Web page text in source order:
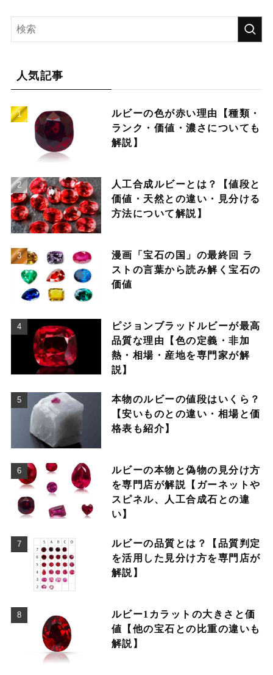
人気記事
ルビーの色が赤い理由【種類・
ランク・価値・濃さについても
解説】
人工合成ルビーとは？【値段と
価値・天然との違い・見分ける
方法について解説】
漫画「宝石の国」の最終回 ラ
ストの言葉から読み解く宝石の
価値
ピジョンブラッドルビーが最高
品質な理由【色の定義・非加
熱・相場・産地を専門家が解
説】
本物のルビーの値段はいくら？
【安いものとの違い・相場と価
格表も紹介】
ルビーの本物と偽物の見分け方
を専門店が解説【ガーネットや
スピネル、人工合成石との違
い】
ルビーの品質とは？【品質判定
を活用した見分け方を専門店が
解説】
ルビー1カラットの大きさと価
値【他の宝石との比重の違いも
解説】